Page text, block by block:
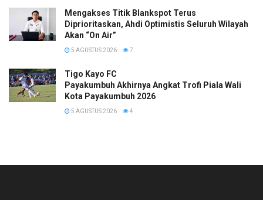
Mengakses Titik Blankspot Terus
Diprioritaskan, Ahdi Optimistis Seluruh Wilayah
Akan “On Air”
5 AGUSTUS 2026 7
Tigo Kayo FC
Payakumbuh Akhirnya Angkat Trofi Piala Wali
Kota Payakumbuh 2026
5 AGUSTUS 2026 4